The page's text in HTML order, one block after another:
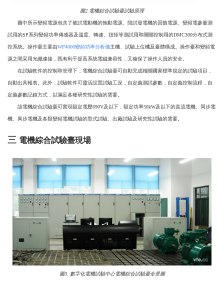
圖2.電機綜合試驗臺試驗原理
圖中所示變頻電源包含了被試電動機的拖動電源、陪試發電機的回饋電源、變頻電參量測
試用的SP系列變頻功率傳感器及溫度、轉速、扭矩等測試用和開關控制用的DMC300分布式測
控系統。操作臺主要由WP4000變頻功率分析儀主機、試驗上位機及臺體構成。操作臺和變頻電
源之間采用光纖連接，既有利于提高系統電磁兼容性，又確保了操作人員的安全。
在試驗軟件的控制和管理下，電機綜合試驗臺可自動完成相關國家標準規定的試驗項目，
自動出具報表。此外，試驗軟件可靈活設置試驗工況，自定義測試參數，自定義控制流程，自
定義參數記錄方式，以滿足各種研究性試驗的需要。
該電機綜合試驗臺可實現額定電壓690V及以下，額定功率50kW及以下的直流電機、同步電
機、異步電機及各類變頻電機試驗的型式試驗、出廠試驗及研究性試驗的需要。
三 電機綜合試驗臺現場
圖3. 數字化電機試驗中心電機綜合試驗臺全景圖